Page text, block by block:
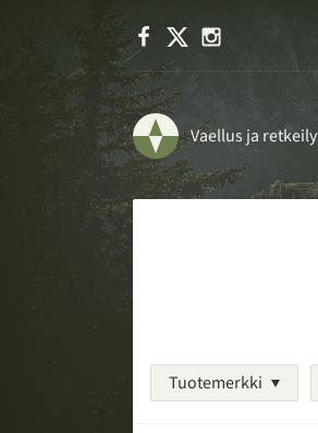
Facebook
Vaellus ja retkeily
Tuotemerkki